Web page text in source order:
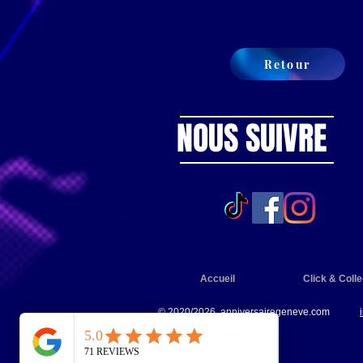
Retour
NOUS SUIVRE
Accueil Click &
© 2020/2026 anniversairegeneve.com